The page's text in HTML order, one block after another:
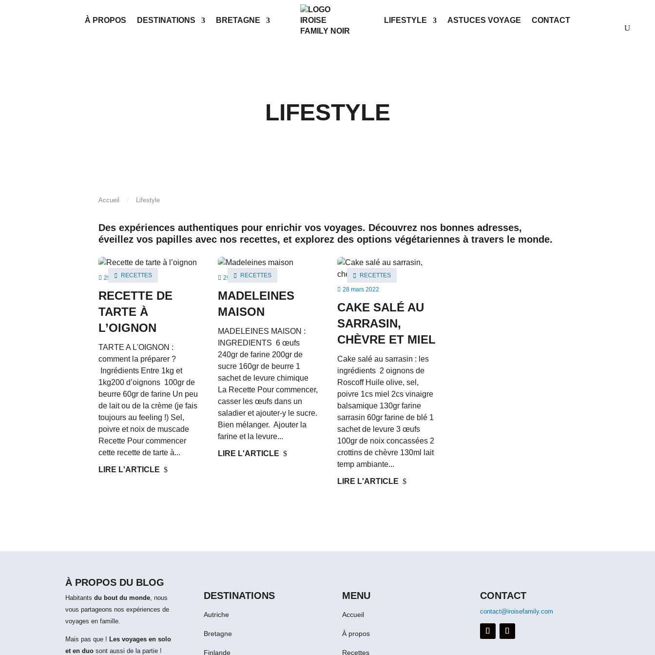
À PROPOS DESTINATIONS BRETAGNE LIFESTYLE ASTUCES VOYAGE CONTACT
LIFESTYLE
Accueil / Lifestyle
Des expériences authentiques pour enrichir vos voyages. Découvrez nos bonnes adresses,
éveillez vos papilles avec nos recettes, et explorez des options végétariennes à travers le monde.
 RECETTES
 29 mars 2022
RECETTE DE
TARTE À
L’OIGNON
TARTE A L'OIGNON :
comment la préparer ?
Ingrédients Entre 1kg et
1kg200 d’oignons 100gr de
beurre 60gr de farine Un peu
de lait ou de la crème (je fais
toujours au feeling !) Sel,
poivre et noix de muscade
Recette Pour commencer
cette recette de tarte à...
LIRE L'ARTICLE $
 RECETTES
 29 mars 2022
MADELEINES
MAISON
MADELEINES MAISON :
INGREDIENTS 6 œufs
240gr de farine 200gr de
sucre 160gr de beurre 1
sachet de levure chimique
La Recette Pour commencer,
casser les œufs dans un
saladier et ajouter-y le sucre.
Bien mélanger. Ajouter la
farine et la levure...
LIRE L'ARTICLE $
 RECETTES
 28 mars 2022
CAKE SALÉ AU
SARRASIN,
CHÈVRE ET MIEL
Cake salé au sarrasin : les
ingrédients 2 oignons de
Roscoff Huile olive, sel,
poivre 1cs miel 2cs vinaigre
balsamique 130gr farine
sarrasin 60gr farine de blé 1
sachet de levure 3 œufs
100gr de noix concassées 2
crottins de chèvre 130ml lait
temp ambiante...
LIRE L'ARTICLE $
À PROPOS DU BLOG
Habitantsdu bout du monde, nous
vous partageons nos expériences de
voyages en famille.
Mais pas que ! Les voyages en solo
et en duo sont aussi de la partie !
DESTINATIONS
Autriche
Bretagne
Finlande
MENU
Accueil
À propos
Recettes
CONTACT
contact@iroisefamily.com